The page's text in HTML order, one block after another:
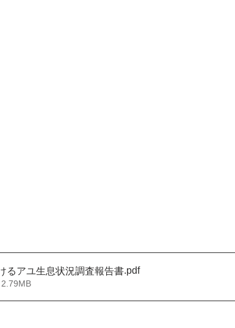
るアユ生息状況調査報告書.pdf
2.79MB